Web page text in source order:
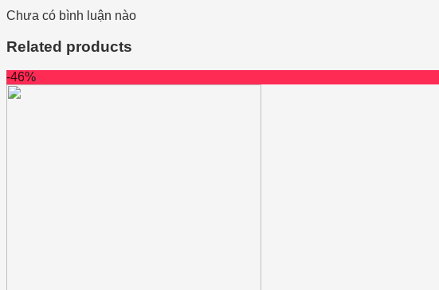
Chưa có bình luận nào
Related products
-46%